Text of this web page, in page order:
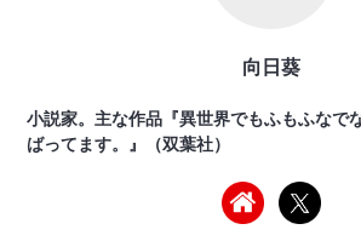
向日葵
小説家。主な作品『異世界でもふもふなで
ばってます。』（双葉社）